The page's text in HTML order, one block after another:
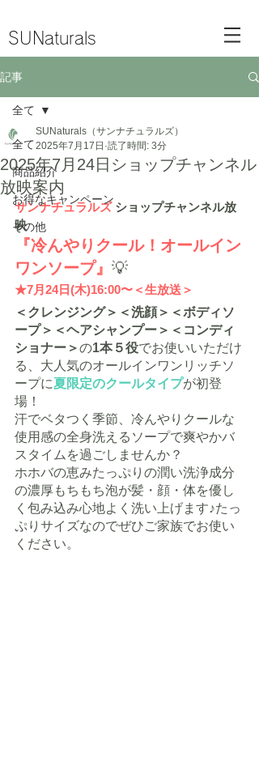
SUNaturals
記事
全て
商品紹介
お得なキャンペーン
その他
全て
2025年7月24日ショップチャンネル
放映案内
SUNaturals（サンナチュラルズ）
2025年7月17日 読了時間: 3分
サンナチュラルズ ショップチャンネル放
映
『冷んやりクール！ オールイン
ワンソープ』 💡
★7月24日(木)16:00〜＜生放送＞
＜クレンジング＞＜洗顔＞＜ボディソ
ープ＞＜ヘアシャンプー＞＜コンディ
ショナー＞の1本５役でお使いいただけ
る、大人気のオールインワンリッチソ
ープに夏限定のクールタイプが初登
場！
汗でベタつく季節、冷んやりクールな
使用感の全身洗えるソープで爽やかバ
スタイムを過ごしませんか？
ホホバの恵みたっぷりの潤い洗浄成分
の濃厚もちもち泡が髪・顔・体を優し
く包み込み心地よく洗い上げます♪たっ
ぷりサイズなのでぜひご家族でお使い
ください。